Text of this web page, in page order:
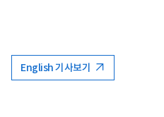
English 기사보기